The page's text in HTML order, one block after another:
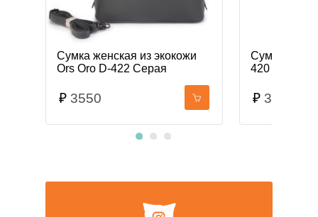
Сумка женская из экокожи
Ors Oro D-422 Серая
₽ 3550
Сумка
420
₽ 3600